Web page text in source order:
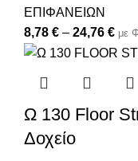
ΕΠΙΦΑΝΕΙΩΝ
8,78 € – 24,76 € με
Ω 130 Floor
Δοχείο